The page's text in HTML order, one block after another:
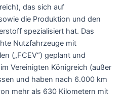
das sich auf
die Produktion und den
spezialisiert hat. Das
Nutzfahrzeuge mit
(„FCEV“) geplant und
Vereinigten Königreich (außer
und haben nach 6.000 km
mehr als 630 Kilometern mit